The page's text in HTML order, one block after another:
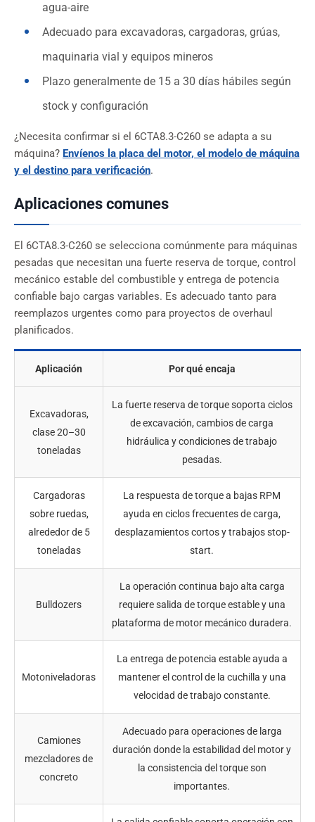
agua-aire
Adecuado para excavadoras, cargadoras, grúas,
maquinaria vial y equipos mineros
Plazo generalmente de 15 a 30 días hábiles según
stock y configuración
¿Necesita confirmar si el 6CTA8.3-C260 se adapta a su
máquina? Envíenos la placa del motor, el modelo de máquina
y el destino para verificación.
Aplicaciones comunes
El 6CTA8.3-C260 se selecciona comúnmente para máquinas
pesadas que necesitan una fuerte reserva de torque, control
mecánico estable del combustible y entrega de potencia
confiable bajo cargas variables. Es adecuado tanto para
reemplazos urgentes como para proyectos de overhaul
planificados.
Aplicación Por qué encaja
Excavadoras,
clase 20–30
toneladas
La fuerte reserva de torque soporta ciclos
de excavación, cambios de carga
hidráulica y condiciones de trabajo
pesadas.
Cargadoras
sobre ruedas,
alrededor de 5
toneladas
La respuesta de torque a bajas RPM
ayuda en ciclos frecuentes de carga,
desplazamientos cortos y trabajos stop-
start.
Bulldozers
La operación continua bajo alta carga
requiere salida de torque estable y una
plataforma de motor mecánico duradera.
Motoniveladoras
La entrega de potencia estable ayuda a
mantener el control de la cuchilla y una
velocidad de trabajo constante.
Camiones
mezcladores de
concreto
Adecuado para operaciones de larga
duración donde la estabilidad del motor y
la consistencia del torque son
importantes.